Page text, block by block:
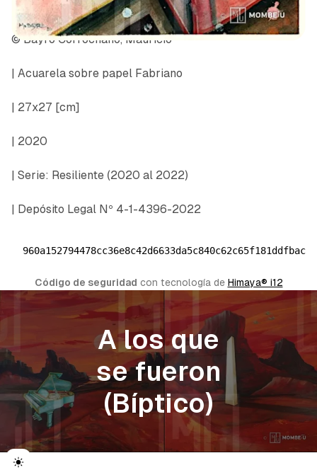
© Bayro Corrochano, Mauricio
| Acuarela sobre papel Fabriano
| 27x27 [cm]
| 2020
| Serie: Resiliente (2020 al 2022)
| Depósito Legal Nº 4-1-4396-2022
Código de seguridad con tecnología de Himaya® i12
A los que
se fueron
(Bíptico)